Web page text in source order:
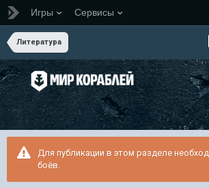
Игры Сервисы
Литература
Для публикации в этом разделе
боёв.